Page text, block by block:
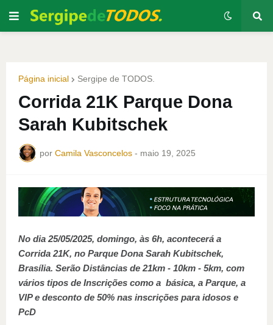
Página inicial Sergipe de TODOS.
Corrida 21K Parque Dona
Sarah Kubitschek
por Camila Vasconcelos - maio 19, 2025
No dia 25/05/2025, domingo, às 6h, acontecerá a
Corrida 21K, no Parque Dona Sarah Kubitschek,
Brasília. Serão Distâncias de 21km - 10km - 5km, com
vários tipos de Inscrições como a básica, a Parque, a
VIP e desconto de 50% nas inscrições para idosos e
PcD